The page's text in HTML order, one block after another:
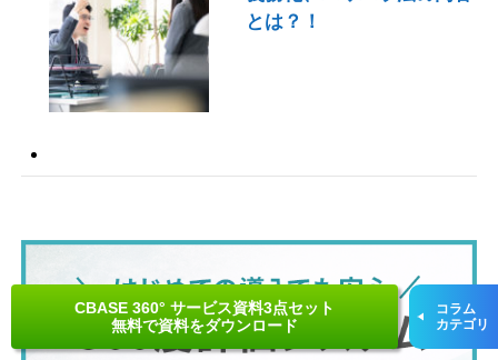
CBASE 360° サービス資料3点セット
無料で資料をダウンロード
コラム
カテゴリ
とは？！